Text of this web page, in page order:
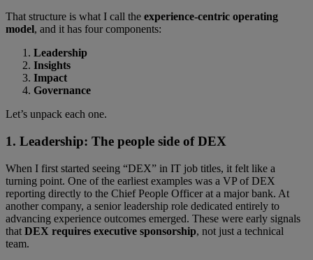
That structure is what I call the experience-centric operating
model, and it has four components:
Leadership
Insights
Impact
Governance
Let’s unpack each one.
1. Leadership: The people side of DEX
When I first started seeing “DEX” in IT job titles, it felt like a
turning point. One of the earliest examples was a VP of DEX
reporting directly to the Chief People Officer at a major bank. At
another company, a senior leadership role dedicated entirely to
advancing experience outcomes emerged. These were early signals
that DEX requires executive sponsorship, not just a technical
team.